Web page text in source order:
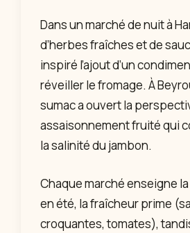
Dans un marché de nuit à
d’herbes fraîches et de
inspiré l’ajout d’un
réveiller le fromage. À
sumac a ouvert la
assaisonnement fruité qui
la salinité du jambon.
Chaque marché enseigne
en été, la fraîcheur prime
croquantes, tomates),